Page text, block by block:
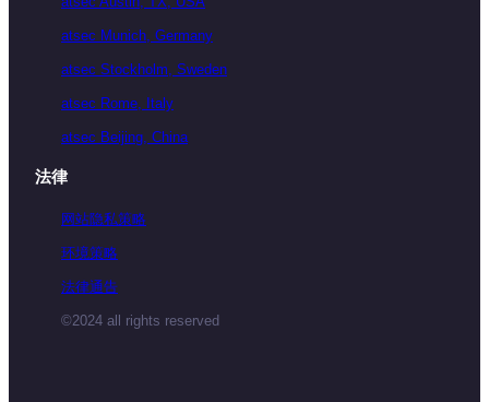
atsec Munich, Germany
atsec Stockholm, Sweden
atsec Rome, Italy
atsec Beijing, China
法律
网站隐私策略
环境策略
法律通告
©2024 all rights reserved